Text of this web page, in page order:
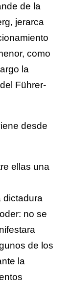
de la
jerarca
como
la
Führer-
desde
ellas una
dictadura
no se
de los
la